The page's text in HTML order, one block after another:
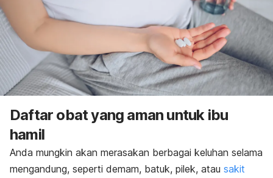
Daftar obat yang aman untuk ibu
hamil
Anda mungkin akan merasakan berbagai keluhan selama
mengandung, seperti demam, batuk, pilek, atau sakit